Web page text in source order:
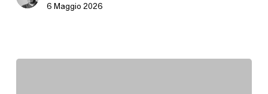
6 Maggio 2026